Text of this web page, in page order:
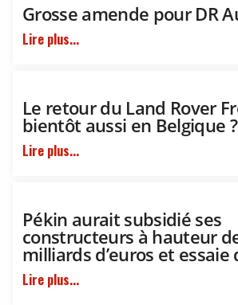
Grosse amende pour DR
Lire plus...
Le retour du Land Rover
bientôt aussi en Belgique ?
Lire plus...
Pékin aurait subsidié ses
constructeurs à hauteur
milliards d’euros et essaie
Lire plus...